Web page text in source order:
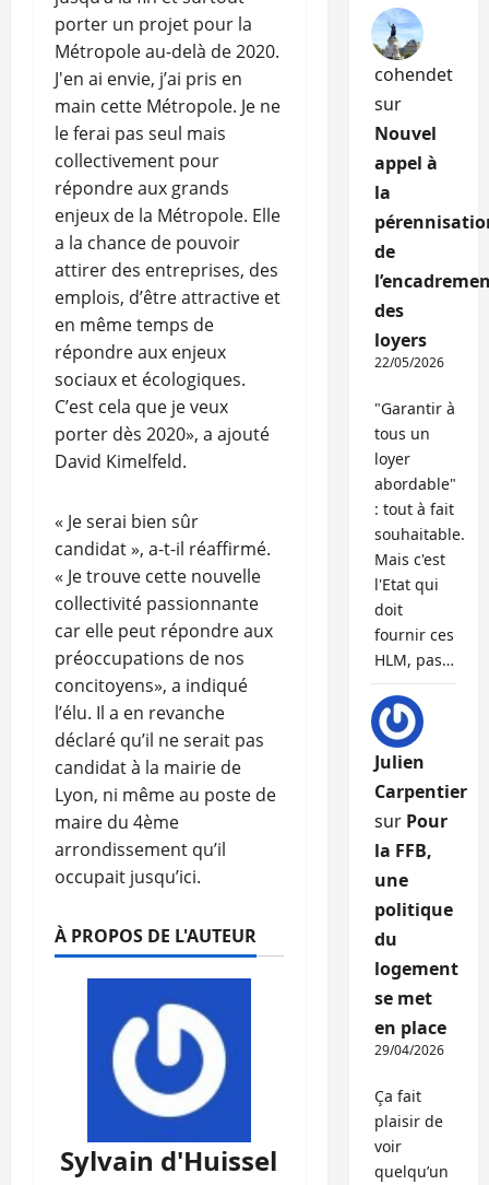
porter un projet pour la
Métropole au-delà de 2020.
J'en ai envie, j’ai pris en
main cette Métropole. Je ne
le ferai pas seul mais
collectivement pour
répondre aux grands
enjeux de la Métropole. Elle
a la chance de pouvoir
attirer des entreprises, des
emplois, d’être attractive et
en même temps de
répondre aux enjeux
sociaux et écologiques.
C’est cela que je veux
porter dès 2020», a ajouté
David Kimelfeld.
« Je serai bien sûr
candidat », a-t-il réaffirmé.
« Je trouve cette nouvelle
collectivité passionnante
car elle peut répondre aux
préoccupations de nos
concitoyens», a indiqué
l’élu. Il a en revanche
déclaré qu’il ne serait pas
candidat à la mairie de
Lyon, ni même au poste de
maire du 4ème
arrondissement qu’il
occupait jusqu’ici.
À PROPOS DE L'AUTEUR
Sylvain d'Huissel
cohendet
sur
Nouvel
appel à
la
de
des
loyers
22/05/2026
"Garantir à
tous un
loyer
abordable"
: tout à fait
souhaitable.
Mais c'est
l'Etat qui
doit
fournir ces
HLM, pas…
Julien
Carpentier
sur Pour
la FFB,
une
politique
du
logement
se met
en place
29/04/2026
Ça fait
plaisir de
voir
quelqu’un